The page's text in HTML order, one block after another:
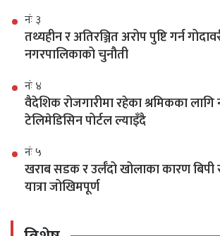
नंः ३
तथ्यहीन र अतिरञ्जित अरोप पुष्टि गर्न
नगरपालिकाको चुनौती
नंः ४
वैदेशिक रोजगारीमा रहेका श्रमिकका लागि
टेलिमेडिसिन पोर्टल ल्याइँदै
नंः ५
खराब सडक र उर्लँदो खोलाका कारण बिपी
यात्रा जोखिमपूर्ण